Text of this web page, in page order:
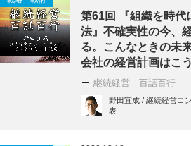
第61回 『組織を時代
法』不確実性の今、
る。こんなときの未
会社の経営計画はこ
継続経営 百話百行
野田宜成 / 継続経営コ
表